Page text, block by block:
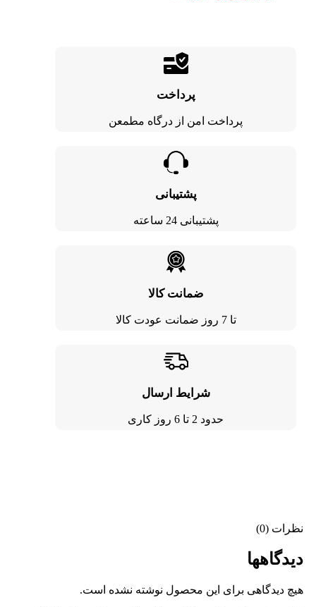
پرداخت
پرداخت امن از درگاه مطمعن
پشتیبانی
پشتیبانی 24 ساعته
ضمانت کالا
تا 7 روز ضمانت عودت کالا
شرایط ارسال
حدود 2 تا 6 روز کاری
نظرات (0)
دیدگاهها
هیچ دیدگاهی برای این محصول نوشته نشده است.